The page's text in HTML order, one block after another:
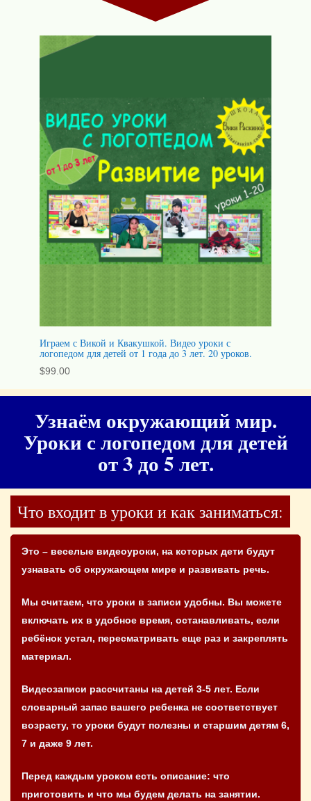
Играем с Викой и Квакушкой. Видео уроки с
логопедом для детей от 1 года до 3 лет. 20 уроков.
$99.00
Узнаём окружающий мир.
Уроки с логопедом для детей
от 3 до 5 лет.
Что входит в уроки и как заниматься:
Это – веселые видеоуроки, на которых дети будут
узнавать об окружающем мире и развивать речь.
Мы считаем, что уроки в записи удобны. Вы можете
включать их в удобное время, останавливать, если
ребёнок устал, пересматривать еще раз и закреплять
материал.
Видеозаписи рассчитаны на детей 3-5 лет. Если
словарный запас вашего ребенка не соответствует
возрасту, то уроки будут полезны и старшим детям 6,
7 и даже 9 лет.
Перед каждым уроком есть описание: что
приготовить и что мы будем делать на занятии.